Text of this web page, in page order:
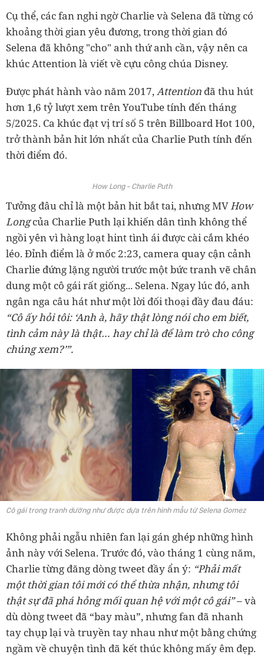
Cụ thể, các fan nghi ngờ Charlie và Selena đã từng có
khoảng thời gian yêu đương, trong thời gian đó
Selena đã không "cho" anh thứ anh cần, vậy nên ca
khúc Attention là viết về cựu công chúa Disney.
Được phát hành vào năm 2017,Attention đã thu hút
hơn 1,6 tỷ lượt xem trên YouTube tính đến tháng
5/2025. Ca khúc đạt vị trí số 5 trên Billboard Hot 100,
trở thành bản hit lớn nhất của Charlie Puth tính đến
thời điểm đó.
How Long - Charlie Puth
Tưởng đâu chỉ là một bản hit bắt tai, nhưng MVHow
Longcủa Charlie Puth lại khiến dân tình không thể
ngồi yên vì hàng loạt hint tình ái được cài cắm khéo
léo. Đỉnh điểm là ở mốc 2:23, camera quay cận cảnh
Charlie đứng lặng người trước một bức tranh vẽ chân
dung một cô gái rất giống... Selena. Ngay lúc đó, anh
ngân nga câu hát như một lời đối thoại đầy đau đáu:
“Cô ấy hỏi tôi: ‘Anh à, hãy thật lòng nói cho em biết,
tình cảm này là thật… hay chỉ là để làm trò cho công
chúng xem?’”.
Cô gái trong tranh dường như được dựa trên hình mẫu từ Selena Gomez
Không phải ngẫu nhiên fan lại gán ghép những hình
ảnh này với Selena. Trước đó, vào tháng 1 cùng năm,
Charlie từng đăng dòng tweet đầy ẩn ý: “Phải mất
một thời gian tôi mới có thể thừa nhận, nhưng tôi
thật sự đã phá hỏng mối quan hệ với một cô gái”– và
dù dòng tweet đã “bay màu”, nhưng fan đã nhanh
tay chụp lại và truyền tay nhau như một bằng chứng
ngầm về chuyện tình đã kết thúc không mấy êm đẹp.